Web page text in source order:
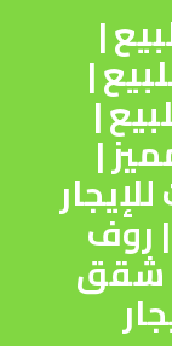
|
|
|
|
|روف
شقق